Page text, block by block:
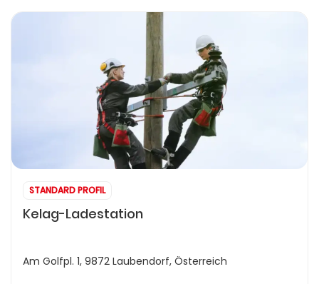
STANDARD PROFIL
Kelag-Ladestation
Am Golfpl. 1, 9872 Laubendorf, Österreich